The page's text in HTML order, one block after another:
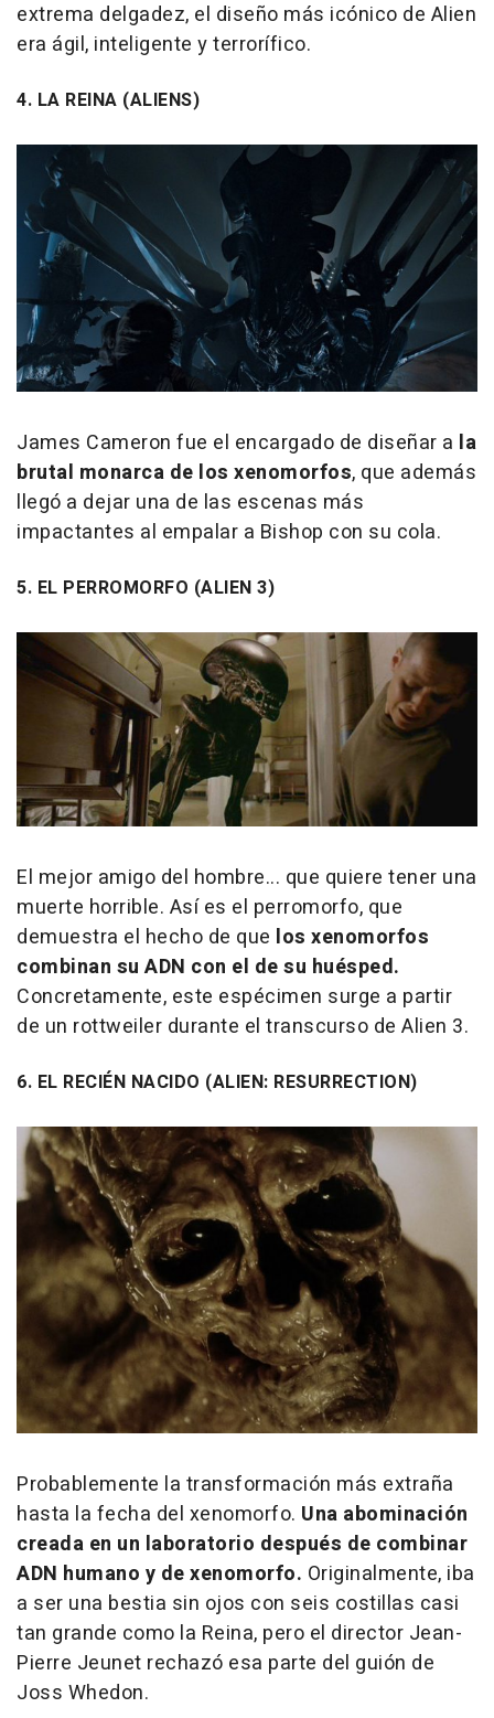
extrema delgadez, el diseño más icónico de Alien
era ágil, inteligente y terrorífico.
4. LA REINA (ALIENS)
James Cameron fue el encargado de diseñar a la
brutal monarca de los xenomorfos, que además
llegó a dejar una de las escenas más
impactantes al empalar a Bishop con su cola.
5. EL PERROMORFO (ALIEN 3)
El mejor amigo del hombre... que quiere tener una
muerte horrible. Así es el perromorfo, que
demuestra el hecho de que los xenomorfos
combinan su ADN con el de su huésped.
Concretamente, este espécimen surge a partir
de un rottweiler durante el transcurso de Alien 3.
6. EL RECIÉN NACIDO (ALIEN: RESURRECTION)
Probablemente la transformación más extraña
hasta la fecha del xenomorfo. Una abominación
creada en un laboratorio después de combinar
ADN humano y de xenomorfo. Originalmente, iba
a ser una bestia sin ojos con seis costillas casi
tan grande como la Reina, pero el director Jean-
Pierre Jeunet rechazó esa parte del guión de
Joss Whedon.